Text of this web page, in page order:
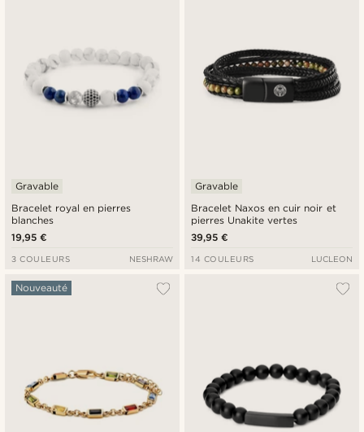
Bracelet royal en pierres
blanches
Gravable
19,95 €
3 COULEURS NESHRAW
Bracelet Naxos en cuir noir et
pierres Unakite vertes
Gravable
39,95 €
14 COULEURS LUCLEON
Nouveauté